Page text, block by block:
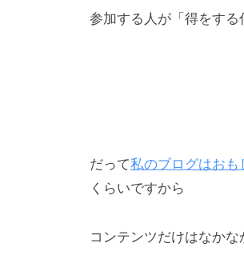
参加する人が「得をする
だって私のブログはおも
くらいですから
コンテンツだけはなかな